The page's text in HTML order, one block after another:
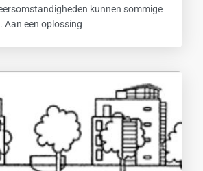
kunnen sommige
Aan een oplossing